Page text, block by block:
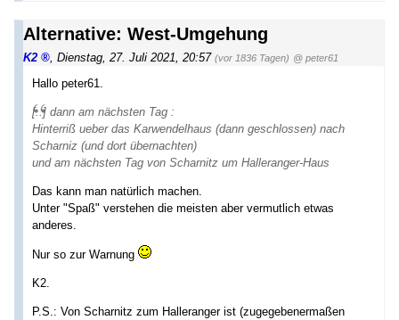
Alternative: West-Umgehung
K2 Dienstag, 27. Juli 2021, 20:57 (vor 1836 Tagen) @ peter61
Hallo peter61.
[..] dann am nächsten Tag :
Hinterriß ueber das Karwendelhaus (dann geschlossen) nach
Scharniz (und dort übernachten)
und am nächsten Tag von Scharnitz um Halleranger-Haus
Das kann man natürlich machen.
Unter "Spaß" verstehen die meisten aber vermutlich etwas
anderes.
Nur so zur Warnung
K2.
P.S.: Von Scharnitz zum Halleranger ist (zugegebenermaßen